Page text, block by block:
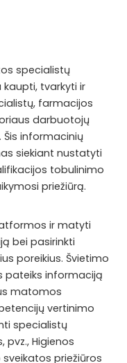
specialistų
tvarkyti ir
farmacijos
darbuotojų
informacinių
siekiant nustatyti
tobulinimo
priežiūrą.
ir matyti
bei pasirinkti
poreikius. Švietimo
pateiks informaciją
matomos
vertinimo
specialistų
pvz., Higienos
priežiūros